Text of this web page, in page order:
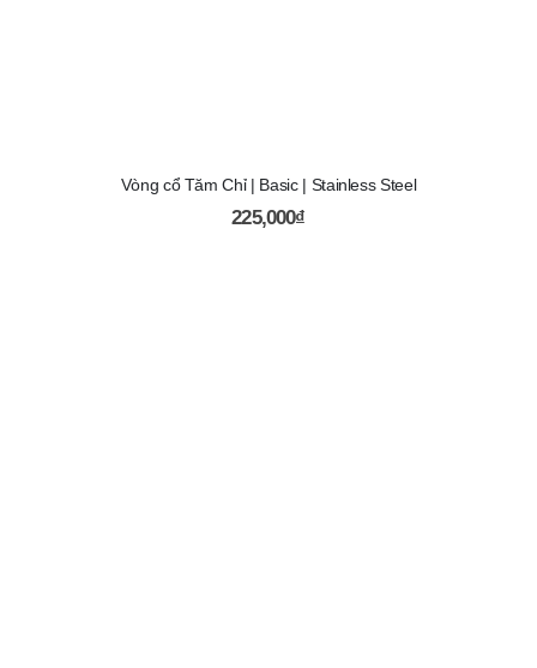
Vòng cổ Tăm Chỉ | Basic | Stainless Steel
225,000₫